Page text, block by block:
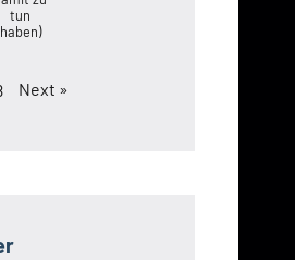
tun
haben)
Next »